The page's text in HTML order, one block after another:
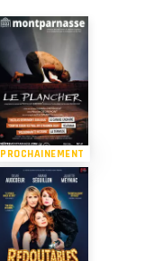
PROCHAINEMENT